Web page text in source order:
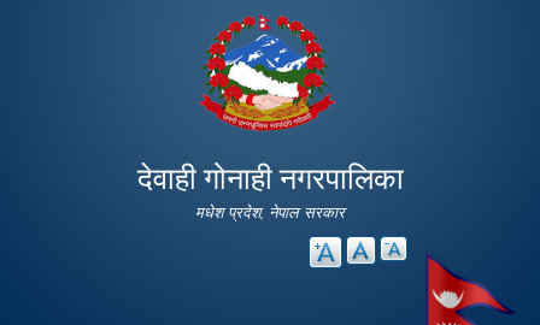
main
content
देवाही गोनाही नगरपालिका
मधेश प्रदेश, नेपाल सरकार